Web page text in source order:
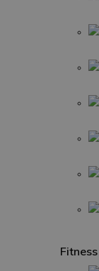
Fitness